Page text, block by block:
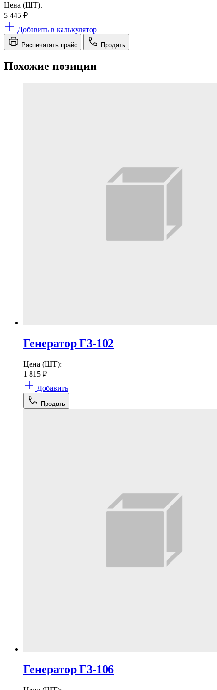
Цена (ШТ).
5 445 ₽
Добавить в калькулятор
Распечатать прайс Продать
Похожие позиции
Генератор Г3-102
Цена (ШТ):
1 815 ₽
Добавить
Продать
Генератор Г3-106